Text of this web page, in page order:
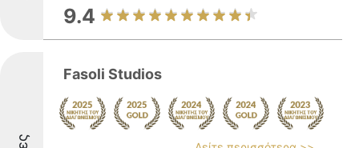
9.4
Fasoli Studios